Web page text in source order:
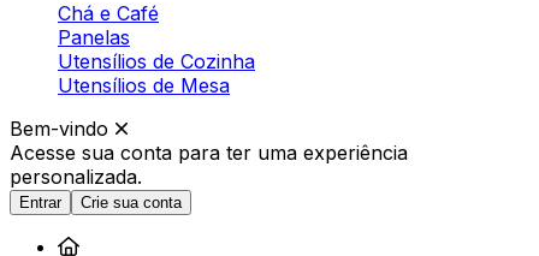
Chá e Café
Panelas
Utensílios de Cozinha
Utensílios de Mesa
Bem-vindo
Acesse sua conta para ter uma experiência
personalizada.
Entrar Crie sua conta